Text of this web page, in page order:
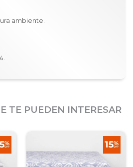
ambiente.
TE PUEDEN INTERESAR